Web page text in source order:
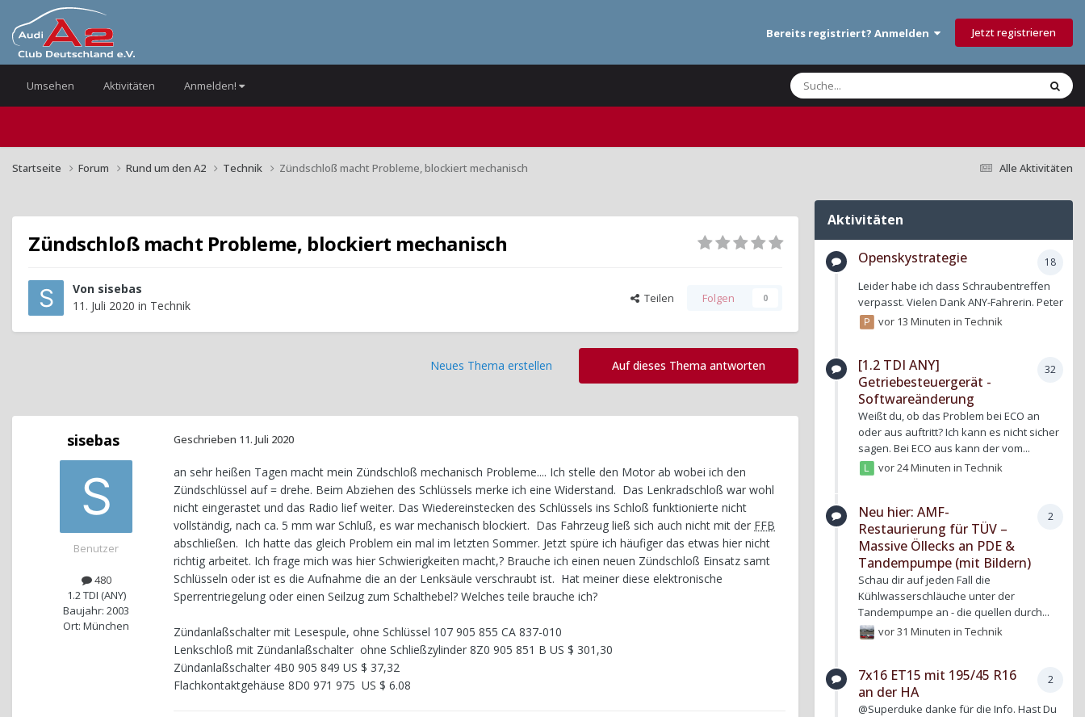
Bereits registriert? Anmelden Jetzt registrieren
Umsehen Aktivitäten Anmelden!
Alle Aktivitäten
Startseite Forum Rund um den A2 Technik Zündschloß macht Probleme, blockiert mechanisch
Zündschloß macht Probleme, blockiert mechanisch
Von sisebas
11. Juli 2020 in Technik Teilen Folgen 0
Auf dieses Thema antworten
Neues Thema erstellen
sisebas
Benutzer
480
1.2 TDI (ANY)
Baujahr: 2003
Ort: München
Geschrieben 11. Juli 2020
an sehr heißen Tagen macht mein Zündschloß mechanisch Probleme.... Ich stelle den Motor ab wobei ich den
Zündschlüssel auf = drehe. Beim Abziehen des Schlüssels merke ich eine Widerstand. Das Lenkradschloß war wohl
nicht eingerastet und das Radio lief weiter. Das Wiedereinstecken des Schlüssels ins Schloß funktionierte nicht
vollständig, nach ca. 5 mm war Schluß, es war mechanisch blockiert. Das Fahrzeug ließ sich auch nicht mit der FFB
abschließen. Ich hatte das gleich Problem ein mal im letzten Sommer. Jetzt spüre ich häufiger das etwas hier nicht
richtig arbeitet. Ich frage mich was hier Schwierigkeiten macht,? Brauche ich einen neuen Zündschloß Einsatz samt
Schlüsseln oder ist es die Aufnahme die an der Lenksäule verschraubt ist. Hat meiner diese elektronische
Sperrentriegelung oder einen Seilzug zum Schalthebel? Welches teile brauche ich?
Zündanlaßschalter mit Lesespule, ohne Schlüssel 107 905 855 CA 837-010
Lenkschloß mit Zündanlaßschalter ohne Schließzylinder 8Z0 905 851 B US $ 301,30
Zündanlaßschalter 4B0 905 849 US $ 37,32
Flachkontaktgehäuse 8D0 971 975 US $ 6.08
Aktivitäten
18
Openskystrategie
Leider habe ich dass Schraubentreffen
verpasst. Vielen Dank ANY-Fahrerin. Peter
vor 13 MinuteninTechnik
32
[1.2 TDI ANY]
Getriebesteuergerät -
Softwareänderung
Weißt du, ob das Problem bei ECO an
oder aus auftritt? Ich kann es nicht sicher
sagen. Bei ECO aus kann der vom...
vor 24 MinuteninTechnik
2
Neu hier: AMF-
Restaurierung für TÜV –
Massive Öllecks an PDE &
Tandempumpe (mit Bildern)
Schau dir auf jeden Fall die
Kühlwasserschläuche unter der
Tandempumpe an - die quellen durch...
vor 31 MinuteninTechnik
2
7x16 ET15 mit 195/45 R16
an der HA
@Superduke danke für die Info. Hast Du